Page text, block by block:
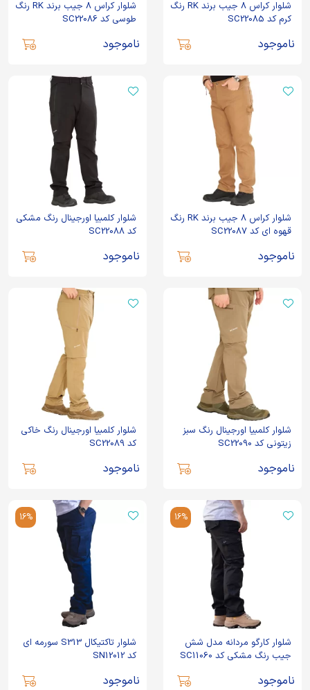
شلوار کراس 8 جیب برند RK رنگ
کرم کد SC22085
ناموجود
شلوار کراس 8 جیب برند RK رنگ
طوسی کد SC22086
ناموجود
شلوار کراس 8 جیب برند RK رنگ
قهوه ای کد SC22087
ناموجود
شلوار کلمبیا اورجینال رنگ مشکی
کد SC22088
ناموجود
شلوار کلمبیا اورجینال رنگ سبز
زیتونی کد SC22090
ناموجود
شلوار کلمبیا اورجینال رنگ خاکی
کد SC22089
ناموجود
16%
شلوار کارگو مردانه مدل شش
جیب رنگ مشکی کد SC11060
ناموجود
16%
شلوار تاکتیکال S313 سورمه اي
کد SN12012
ناموجود